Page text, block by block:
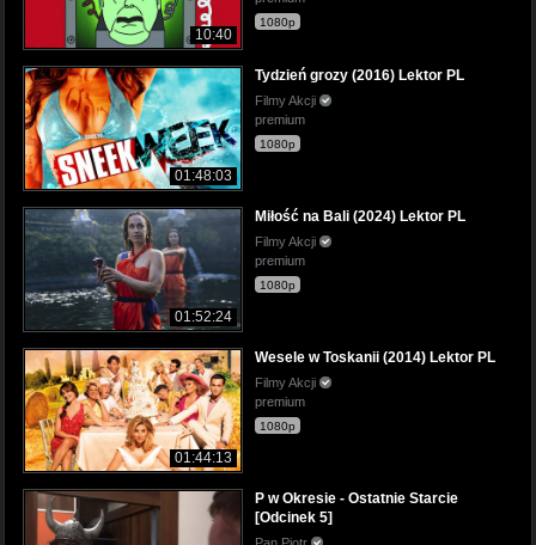
10:40
1080p
01:48:03
Tydzień grozy (2016) Lektor PL
Filmy Akcji
premium
1080p
01:52:24
Miłość na Bali (2024) Lektor PL
Filmy Akcji
premium
1080p
01:44:13
Wesele w Toskanii (2014) Lektor PL
Filmy Akcji
premium
1080p
P w Okresie - Ostatnie Starcie
[Odcinek 5]